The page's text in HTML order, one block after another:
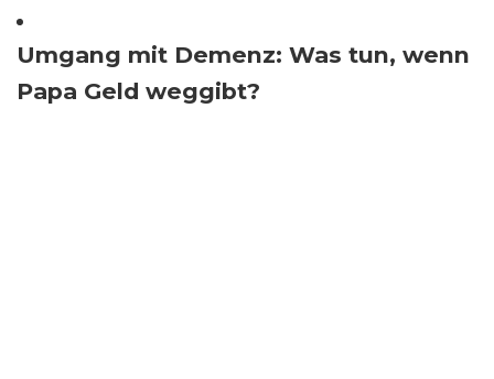
Umgang mit Demenz: Was tun, wenn
Papa Geld weggibt?